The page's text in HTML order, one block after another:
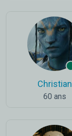
Christian
60 ans